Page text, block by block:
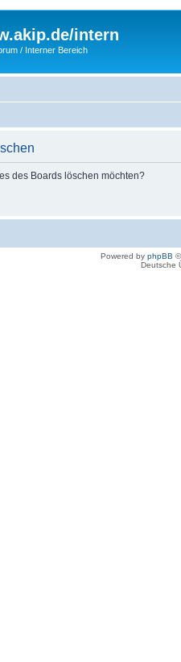
intern
/ Interner Bereich
des Boards löschen möchten?
Powered by phpBB
Deutsche